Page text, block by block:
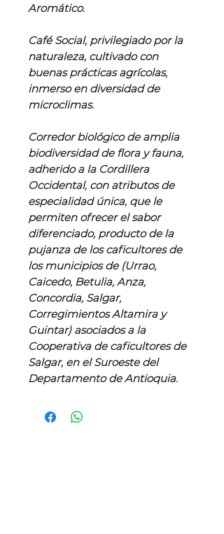
Aromático.
Café Social, privilegiado por la
naturaleza, cultivado con
buenas prácticas agrícolas,
inmerso en diversidad de
microclimas.
Corredor biológico de amplia
biodiversidad de flora y fauna,
adherido a la Cordillera
Occidental, con atributos de
especialidad única, que le
permiten ofrecer el sabor
diferenciado, producto de la
pujanza de los caficultores de
los municipios de (Urrao,
Caicedo, Betulia, Anza,
Concordia, Salgar,
Corregimientos Altamira y
Guintar) asociados a la
Cooperativa de caficultores de
Salgar, en el Suroeste del
Departamento de Antioquia.